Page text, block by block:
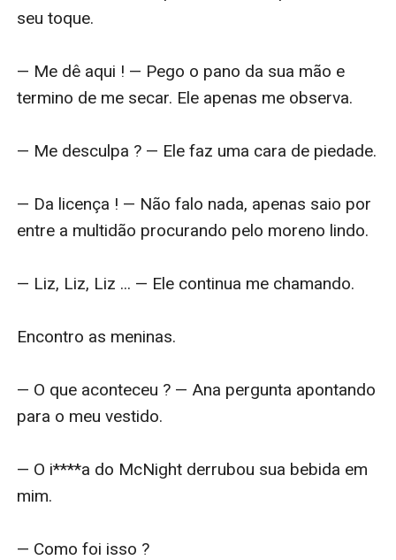
seu toque.
— Me dê aqui ! — Pego o pano da sua mão e
termino de me secar. Ele apenas me observa.
— Me desculpa ? — Ele faz uma cara de piedade.
— Da licença ! — Não falo nada, apenas saio por
entre a multidão procurando pelo moreno lindo.
— Liz, Liz, Liz ... — Ele continua me chamando.
Encontro as meninas.
— O que aconteceu ? — Ana pergunta apontando
para o meu vestido.
— O i****a do McNight derrubou sua bebida em
mim.
— Como foi isso ?